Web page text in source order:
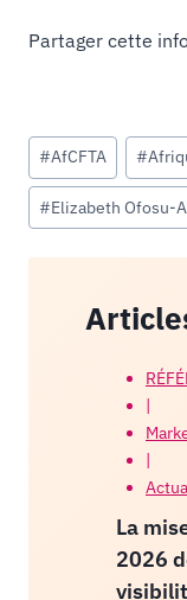
Partager cette
Étiquettes
de
la
#AfCFTA #
#Elizabeth Ofosu-
La
2026